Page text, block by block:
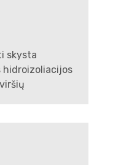
skysta
hidroizoliacijos